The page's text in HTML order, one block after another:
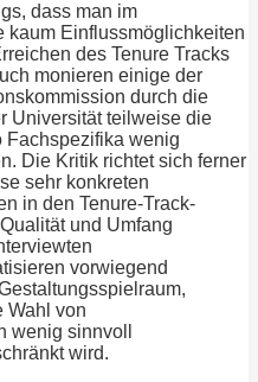
dass man im
Einflussmöglichkeiten
des Tenure Tracks
monieren einige der
durch die
Universität teilweise die
Fachspezifika wenig
Die Kritik richtet sich ferner
sehr konkreten
in den Tenure-Track-
und Umfang
vorwiegend
Wahl von
wenig sinnvoll
wird.